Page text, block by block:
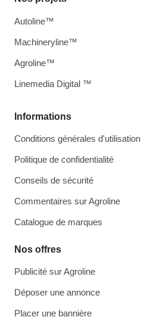
Informations
Conditions générales d'utilisation
Politique de confidentialité
Conseils de sécurité
Commentaires sur Agroline
Catalogue de marques
Nos offres
Publicité sur Agroline
Déposer une annonce
Placer une bannière
Autoline™
Machineryline™
Agroline™
Linemedia Digital ™